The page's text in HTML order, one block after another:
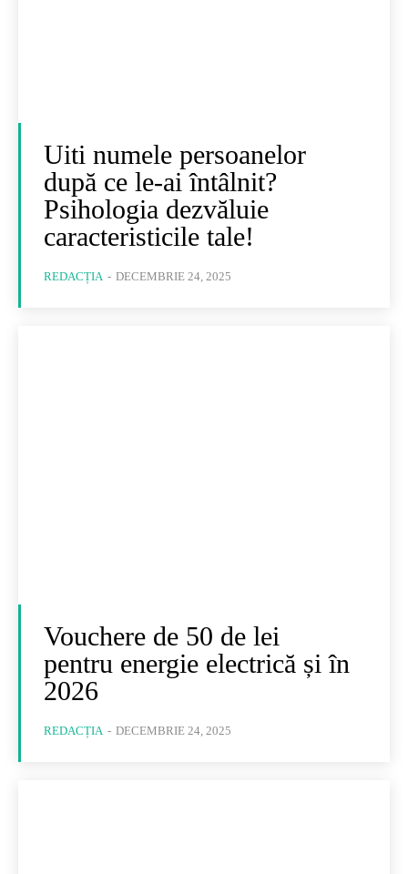
Uiti numele persoanelor
după ce le-ai întâlnit?
Psihologia dezvăluie
caracteristicile tale!
REDACȚIA - DECEMBRIE 24, 2025
Vouchere de 50 de lei
pentru energie electrică și în
2026
REDACȚIA - DECEMBRIE 24, 2025